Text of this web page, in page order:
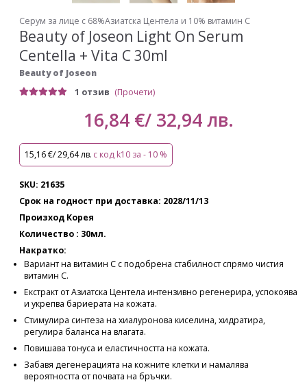
Серум за лице с 68%Азиатска Центела и 10% витамин C
Beauty of Joseon Light On Serum
Centella + Vita C 30ml
Beauty of Joseon
1 отзив (Прочети)
16,84 €/ 32,94 лв.
15,16 €/ 29,64 лв. с код k10 за - 10 %
SKU: 21635
Срок на годност при доставка: 2028/11/13
Произход Корея
Количество : 30мл.
Накратко:
Вариант на витамин C с подобрена стабилност спрямо чистия
витамин C.
Екстракт от Азиатска Центела интензивно регенерира, успокоява
и укрепва бариерата на кожата.
Стимулира синтеза на хиалуронова киселина, хидратира,
регулира баланса на влагата.
Повишава тонуса и еластичността на кожата.
Забавя дегенерацията на кожните клетки и намалява
вероятността от почвата на бръчки.